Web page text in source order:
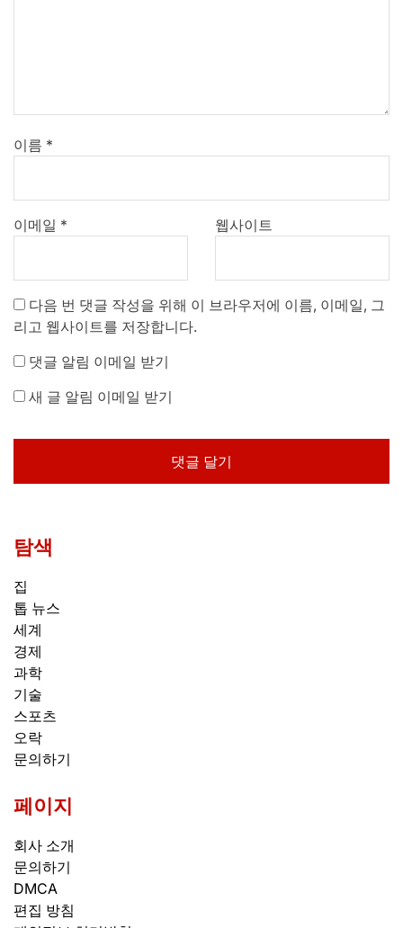
이름 *
이메일 * 웹사이트
다음 번 댓글 작성을 위해 이 브라우저에 이름, 이메일, 그
리고 웹사이트를 저장합니다.
댓글 알림 이메일 받기
새 글 알림 이메일 받기
탐색
집
톱 뉴스
세계
경제
과학
기술
스포츠
오락
문의하기
페이지
회사 소개
문의하기
DMCA
편집 방침